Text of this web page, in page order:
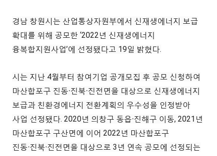
경남 창원시는 산업통상자원부에서 신재생에너지 보급
확대를 위해 공모한 ‘2022년 신재생에너지
융복합지원사업’에 선정됐다고 19일 밝혔다.
시는 지난 4월부터 참여기업 공개모집 후 공모 신청하여
마산합포구 진동ᐧ진북ᐧ진전면을 대상으로 신재생에너지
보급과 친환경에너지 전환계획의 우수성을 인정받아
사업 선정됐다. 2020년 의창구 동읍ᐧ진해구 이동, 2021년
마산합포구 구산면에 이어 2022년 마산합포구
진동ᐧ진북ᐧ진전면을 대상으로 3년 연속 공모에 선정되는